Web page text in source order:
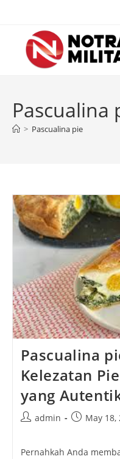
content
Pascualina
> Pascualina pie
Pascualina
Kelezatan
yang
Postadmin
PostMay 18,
Pernahkah Anda